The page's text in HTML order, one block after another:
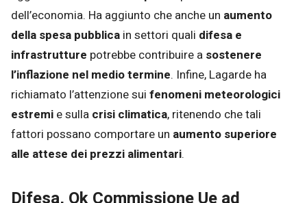
dell’economia. Ha aggiunto che anche un aumento
della spesa pubblica in settori quali difesa e
infrastrutture potrebbe contribuire a sostenere
l’inflazione nel medio termine. Infine, Lagarde ha
richiamato l’attenzione sui fenomeni meteorologici
estremi e sulla crisi climatica, ritenendo che tali
fattori possano comportare un aumento superiore
alle attese dei prezzi alimentari.